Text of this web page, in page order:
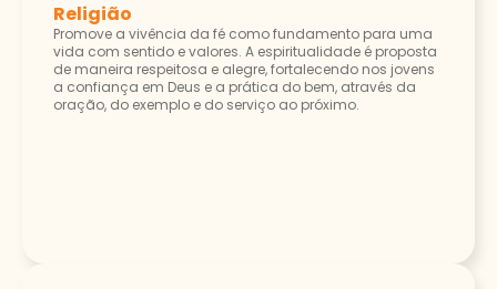
Religião
Promove a vivência da fé como fundamento para uma
vida com sentido e valores. A espiritualidade é proposta
de maneira respeitosa e alegre, fortalecendo nos jovens
a confiança em Deus e a prática do bem, através da
oração, do exemplo e do serviço ao próximo.